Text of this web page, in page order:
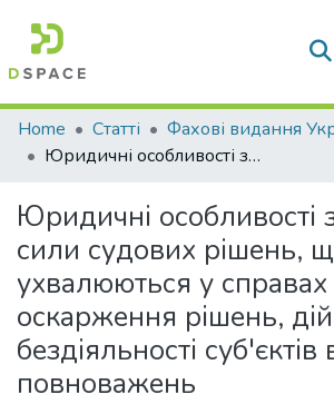
Communities & Collections
All of DSpace
Statistics
Home Статті
Фахові видання
Юридичні особливості законної сили судових рішень, що ухвалюються у справах щодо оскарження рішень, дій чи бездіяльності суб'єктів владних повноважень
Юридичні особливості
сили судових рішень,
ухвалюються у
оскарження рішень,
бездіяльності
повноважень